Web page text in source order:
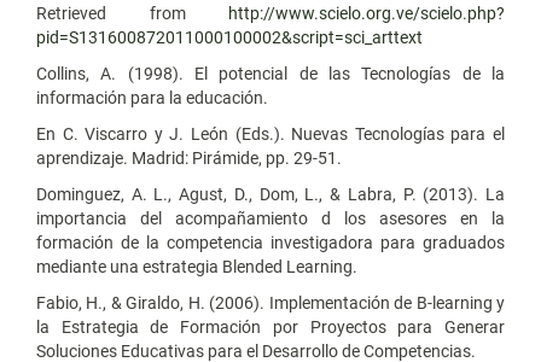
Retrieved from
http://www.scielo.org.ve/scielo.php?
pid=S131600872011000100002&script=sci_arttext
Collins, A. (1998). El potencial de las Tecnologías de la
información para la educación.
En C. Viscarro y J. León (Eds.). Nuevas Tecnologías para el
aprendizaje. Madrid: Pirámide, pp. 29-51.
Dominguez, A. L., Agust, D., Dom, L., & Labra, P. (2013). La
importancia del acompañamiento d los asesores en la
formación de la competencia investigadora para graduados
mediante una estrategia Blended Learning.
Fabio, H., & Giraldo, H. (2006). Implementación de B-learning y
la Estrategia de Formación por Proyectos para Generar
Soluciones Educativas para el Desarrollo de Competencias.